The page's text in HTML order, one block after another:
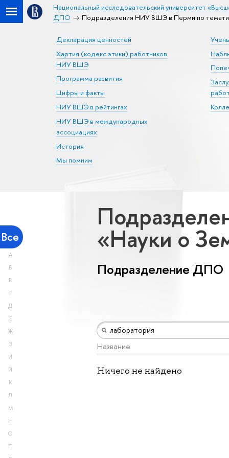
Национальный исследовательский университет
ДПО
Подразделения НИУ ВШЭ в Перми по
Декларация ценностей
Хартия (кодекс этики) работников
НИУ ВШЭ
Программа развития
Цифры и факты
НИУ ВШЭ в рейтингах
НИУ ВШЭ в международных
ассоциациях
История
Мы помним
Все
А
Б
В
Г
Д
Е
Ж
З
И
Й
К
Л
М
Н
О
П
«Науки о
Подразделение ДПО
Название
Ничего не найдено